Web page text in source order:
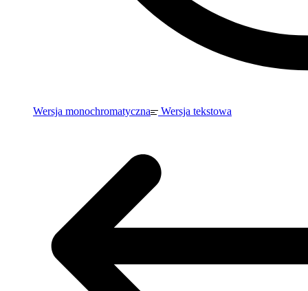
Wersja monochromatyczna Wersja tekstowa